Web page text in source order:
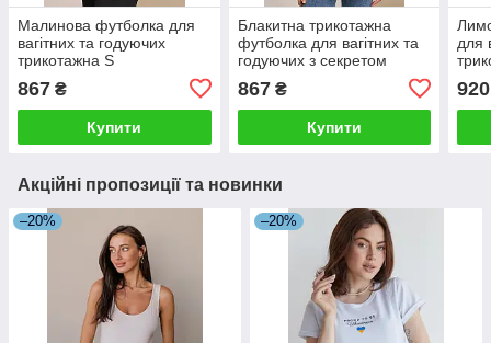
Малинова футболка для
вагітних та годуючих
трикотажна S
867 ₴
Купити
Блакитна трикотажна
футболка для вагітних та
годуючих з секретом
867₴
Купити
для
920
Акційні пропозиції та новинки
–20% –20%